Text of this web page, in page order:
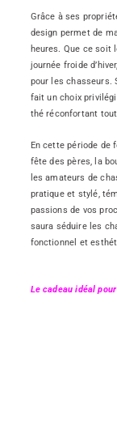
Grâce à ses
design permet de
heures. Que ce soit
journée froide
pour les chasseurs.
fait un choix
thé réconfortant
En cette période de
fête des pères, la
les amateurs de
pratique et stylé,
passions de vos
saura séduire les
fonctionnel et
Le cadeau idéal